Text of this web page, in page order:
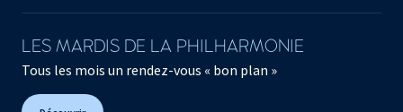
LES MARDIS DE LA PHILHARMONIE
Tous les mois un rendez-vous « bon plan »